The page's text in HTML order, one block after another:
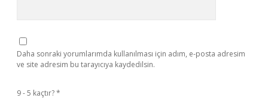
Daha sonraki yorumlarımda kullanılması için adım, e-posta adresim
ve site adresim bu tarayıcıya kaydedilsin.
9 - 5 kaçtır?*